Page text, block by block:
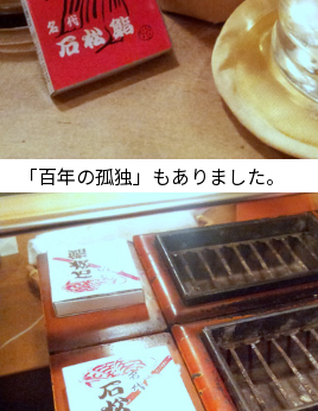
「百年の孤独」もありました。